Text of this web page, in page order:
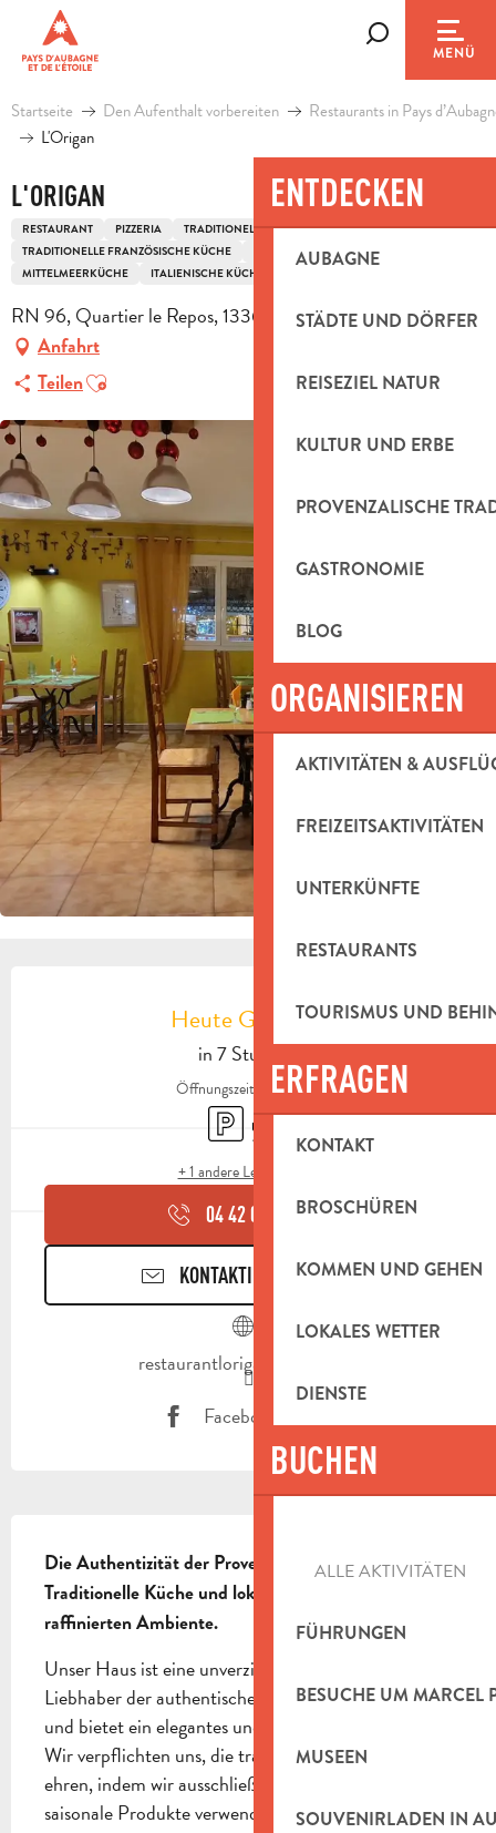
contenu
principal
MENÜ
ENTDECKEN
AUBAGNE
STÄDTE UND DÖRFER
REISEZIEL NATUR
KULTUR UND ERBE
PROVENZALISCHE
GASTRONOMIE
BLOG
ORGANISIEREN
AKTIVITÄTEN &
FREIZEITSAKTIVITÄTEN
UNTERKÜNFTE
RESTAURANTS
TOURISMUS UND
ERFRAGEN
KONTAKT
BROSCHÜREN
KOMMEN UND GEHEN
LOKALES WETTER
DIENSTE
BUCHEN
ALLE AKTIVITÄTEN
FÜHRUNGEN
BESUCHE UM MARCEL
MUSEEN
SOUVENIRLADEN IN
Startseite Den Aufenthalt vorbereiten
Restaurants in Pays
L'Origan
L'ORIGAN
RESTAURANT PIZZERIA
TRADITIONELLE KÜCHE
TRADITIONELLE FRANZÖSISCHE KÜCHE
PROVENZALISCHE KÜCHE
MITTELMEERKÜCHE
ITALIENISCHE KÜCHE
RN 96, Quartier le Repos, 13360 Roquevaire
Anfahrt
TeilenAjouter aux favoris
Heute Geöffnet
in 7 Stunden
Öffnungszeiten ansehen
ParkplatzTerrasse
+ 1 andere Leistung(en)
04 42 04 25▒▒
KONTAKTIEREN SIE UNS
restaurantlorigan.eatbu.com
Facebook Seite
Die Authentizität der Provence auf dem Teller.
Traditionelle Küche und lokale Produkte in einem
raffinierten Ambiente.
Unser Haus ist eine unverzichtbare Adresse für
Liebhaber der authentischen provenzalischen Küche
und bietet ein elegantes und gemütliches Ambiente.
Wir verpflichten uns, die traditionellen Rezepte zu
ehren, indem wir ausschließlich frische, lokale und
saisonale Produkte verwenden, wodurch intensive...